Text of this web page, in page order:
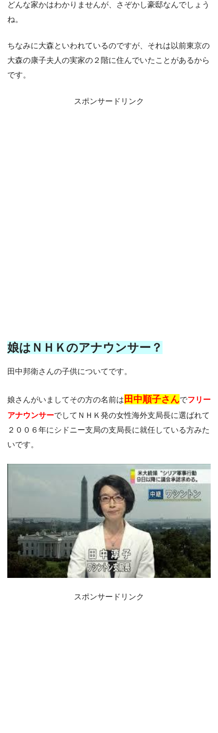
どんな家かはわかりませんが、さぞかし豪邸なんでしょう
ね。
ちなみに大森といわれているのですが、それは以前東京の
大森の康子夫人の実家の２階に住んでいたことがあるから
です。
スポンサードリンク
娘はＮＨＫのアナウンサー？
田中邦衛さんの子供についてです。
娘さんがいましてその方の名前は 田中順子さんでフリー
アナウンサーでしてＮＨＫ発の女性海外支局長に選ばれて
２００６年にシドニー支局の支局長に就任している方みた
いです。
スポンサードリンク